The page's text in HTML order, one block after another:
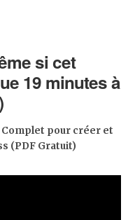
si cet
19 minutes à
Complet pour créer et
(PDF Gratuit)